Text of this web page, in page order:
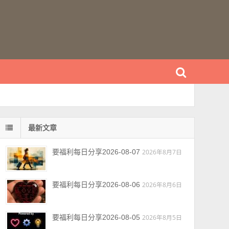
最新文章
要福利每日分享2026-08-07 2026年8月7日
要福利每日分享2026-08-06 2026年8月6日
要福利每日分享2026-08-05 2026年8月5日